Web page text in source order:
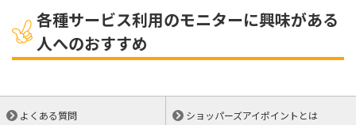
各種サービス利用のモニターに興味がある
人へのおすすめ
よくある質問 ショッパーズアイポイントとは